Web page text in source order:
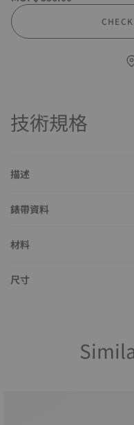
技術規格
描述
錶帶資料
材料
尺寸